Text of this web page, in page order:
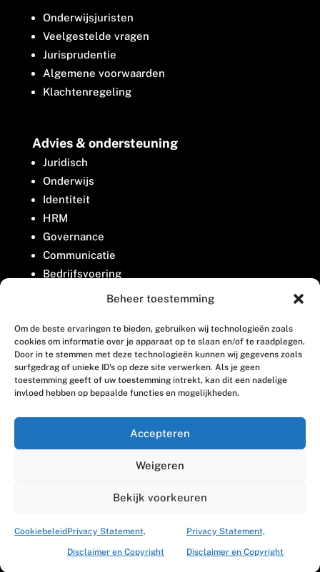
Beheer toestemming
Om de beste ervaringen te bieden, gebruiken wij technologieën zoals
cookies om informatie over je apparaat op te slaan en/of te raadplegen.
Door in te stemmen met deze technologieën kunnen wij gegevens zoals
surfgedrag of unieke ID's op deze site verwerken. Als je geen
toestemming geeft of uw toestemming intrekt, kan dit een nadelige
invloed hebben op bepaalde functies en mogelijkheden.
Accepteren
Weigeren
Bekijk voorkeuren
CookiebeleidPrivacy Statement,
Disclaimer en Copyright
Privacy Statement,
Disclaimer en Copyright
Onderwijsjuristen
Veelgestelde vragen
Jurisprudentie
Algemene voorwaarden
Klachtenregeling
Advies & ondersteuning
Juridisch
Onderwijs
Identiteit
HRM
Governance
Communicatie
Bedrijfsvoering
Belangenbehartiging
Contact
Houttuinlaan 8
3447 GM Woerden